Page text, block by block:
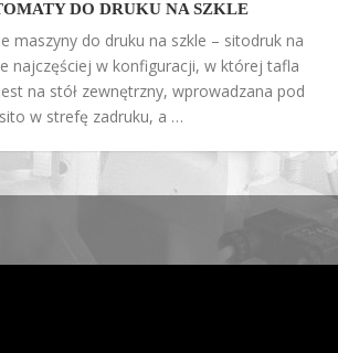
DO DRUKU NA SZKLE
maszyny do druku na szkle – sitodruk na
najczęściej w konfiguracji, w której tafla
na stół zewnętrzny, wprowadzana pod
sito w strefę zadruku, a …